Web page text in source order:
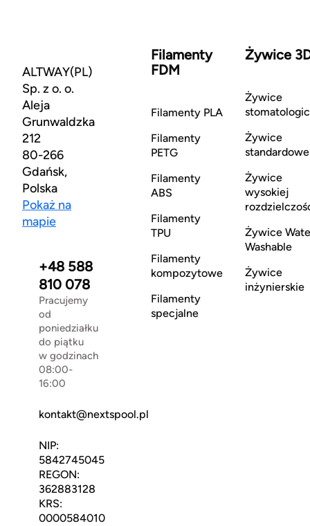
ALTWAY(PL)
Sp. z o. o.
Aleja
Grunwaldzka
212
80-266
Gdańsk,
Polska
Pokaż na
mapie
+48 588
810 078
Pracujemy
od
poniedziałku
do piątku
w godzinach
08:00-
16:00
kontakt@nextspool.pl
NIP:
5842745045
REGON:
362883128
KRS:
0000584010
Filamenty
FDM
Filamenty PLA
Filamenty
PETG
Filamenty
ABS
Filamenty
TPU
Filamenty
kompozytowe
Filamenty
specjalne
Żywice
Żywice
Żywice
standardowe
Żywice
wysokiej
Żywice
Washable
Żywice
inżynierskie